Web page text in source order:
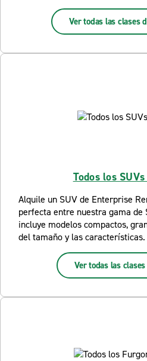
Ver todas las clases
Todos los
Alquile un SUV de Enterprise
perfecta entre nuestra gama de
incluye modelos compactos,
del tamaño y las características.
Ver todas las